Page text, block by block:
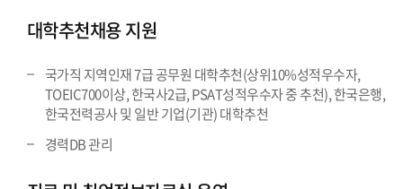
대학추천채용 지원
국가직 지역인재 7급 공무원 대학추천(상위10%성적우수자,
TOEIC700이상, 한국사2급, PSAT성적우수자 중 추천), 한국은행,
한국전력공사 및 일반 기업(기관) 대학추천
경력DB 관리